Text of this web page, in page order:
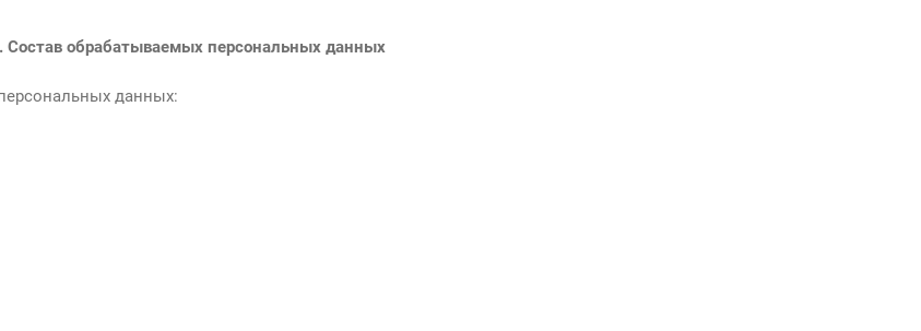
Состав обрабатываемых персональных данных
данных: